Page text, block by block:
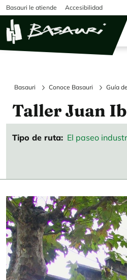
Pasar al contenido principal
Basauri le atiende Accesibilidad
Basauri Conoce Basauri Guía
Taller Juan
Tipo de ruta El paseo